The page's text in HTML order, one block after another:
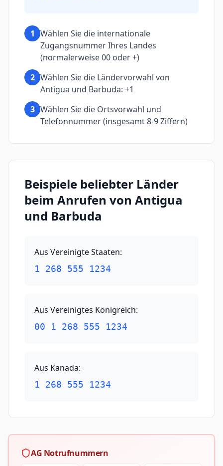
1 Wählen Sie die internationale
Zugangsnummer Ihres Landes
(normalerweise 00 oder +)
2 Wählen Sie die Ländervorwahl von
Antigua und Barbuda: +1
3 Wählen Sie die Ortsvorwahl und
Telefonnummer (insgesamt 8-9 Ziffern)
Beispiele beliebter Länder
beim Anrufen von Antigua
und Barbuda
Aus Vereinigte Staaten:
1 268 555 1234
Aus Vereinigtes Königreich:
00 1 268 555 1234
Aus Kanada:
1 268 555 1234
AG Notrufnummern